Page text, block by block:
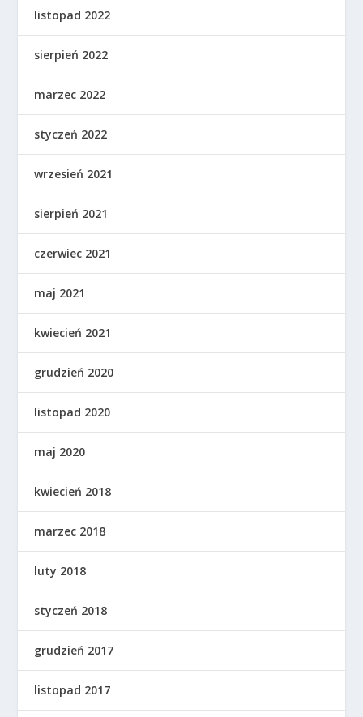
listopad 2022
sierpień 2022
marzec 2022
styczeń 2022
wrzesień 2021
sierpień 2021
czerwiec 2021
maj 2021
kwiecień 2021
grudzień 2020
listopad 2020
maj 2020
kwiecień 2018
marzec 2018
luty 2018
styczeń 2018
grudzień 2017
listopad 2017